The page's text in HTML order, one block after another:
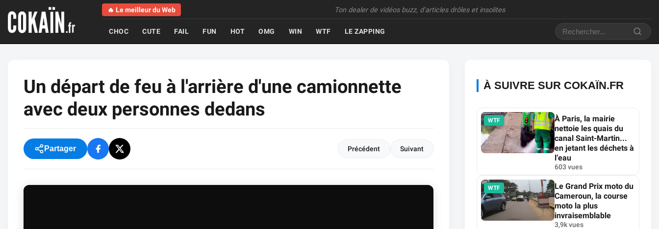
🔥 Le meilleur du Web Ton dealer de vidéos buzz, d'articles drôles et insolites
CHOC CUTE FAIL FUN HOT OMG WIN WTF LE ZAPPING
Un départ de feu à l'arrière d'une camionnette
avec deux personnes dedans
Partager Précédent Suivant
À SUIVRE SUR COKAÏN.FR
WTF
À Paris, la mairie
nettoie les quais du
canal Saint-Martin...
en jetant les déchets à
l’eau
603 vues
WTF
Le Grand Prix moto du
Cameroun, la course
moto la plus
invraisemblable
3,9k vues